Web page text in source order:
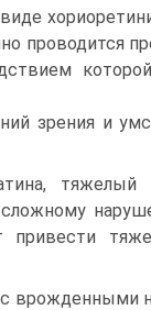
проводится
зрения и
тяжелый
врожденными